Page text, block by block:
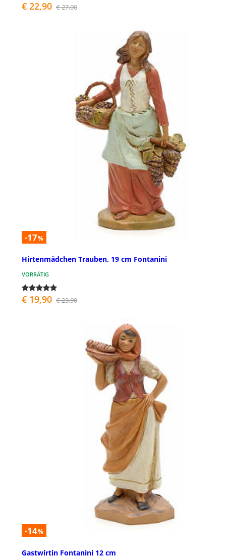
€ 22,90 € 27,00
-17%
Hirtenmädchen Trauben, 19 cm Fontanini
VORRÄTIG
€ 19,90 € 23,90
-14%
Gastwirtin Fontanini 12 cm